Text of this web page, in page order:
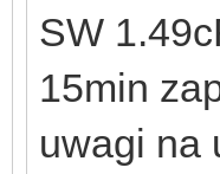
SW
15min
uwagi na